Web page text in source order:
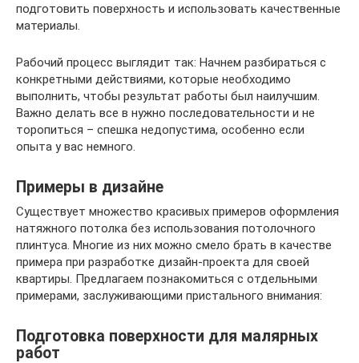
подготовить поверхность и использовать качественные
материалы.
Рабочий процесс выглядит так: Начнем разбираться с
конкретными действиями, которые необходимо
выполнить, чтобы результат работы был наилучшим.
Важно делать все в нужно последовательности и не
торопиться – спешка недопустима, особенно если
опыта у вас немного.
Примеры в дизайне
Существует множество красивых примеров оформления
натяжного потолка без использования потолочного
плинтуса. Многие из них можно смело брать в качестве
примера при разработке дизайн-проекта для своей
квартиры. Предлагаем познакомиться с отдельными
примерами, заслуживающими пристального внимания:
Подготовка поверхности для малярных
работ